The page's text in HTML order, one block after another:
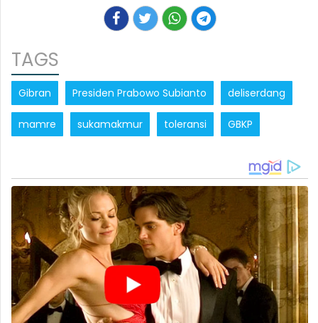
TAGS
Gibran Presiden Prabowo Subianto deliserdang
mamre sukamakmur toleransi GBKP